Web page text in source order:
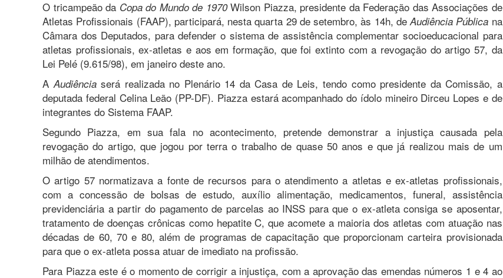
O tricampeão da Copa do Mundo de 1970Wilson Piazza, presidente da Federação das Associações de
Atletas Profissionais (FAAP), participará, nesta quarta 29 de setembro, às 14h, deAudiência Pública na
Câmara dos Deputados, para defender o sistema de assistência complementar socioeducacional para
atletas profissionais, ex-atletas e aos em formação, que foi extinto com a revogação do artigo 57, da
Lei Pelé (9.615/98), em janeiro deste ano.
AAudiênciaserá realizada no Plenário 14 da Casa de Leis, tendo como presidente da Comissão, a
deputada federal Celina Leão (PP-DF). Piazza estará acompanhado do ídolo mineiro Dirceu Lopes e de
integrantes do Sistema FAAP.
Segundo Piazza, em sua fala no acontecimento, pretende demonstrar a injustiça causada pela
revogação do artigo, que jogou por terra o trabalho de quase 50 anos e que já realizou mais de um
milhão de atendimentos.
O artigo 57 normatizava a fonte de recursos para o atendimento a atletas e ex-atletas profissionais,
com a concessão de bolsas de estudo, auxílio alimentação, medicamentos, funeral, assistência
previdenciária a partir do pagamento de parcelas ao INSS para que o ex-atleta consiga se aposentar,
tratamento de doenças crônicas como hepatite C, que acomete a maioria dos atletas com atuação nas
décadas de 60, 70 e 80, além de programas de capacitação que proporcionam carteira provisionada
para que o ex-atleta possa atuar de imediato na profissão.
Para Piazza este é o momento de corrigir a injustiça, com a aprovação das emendas números 1 e 4 ao